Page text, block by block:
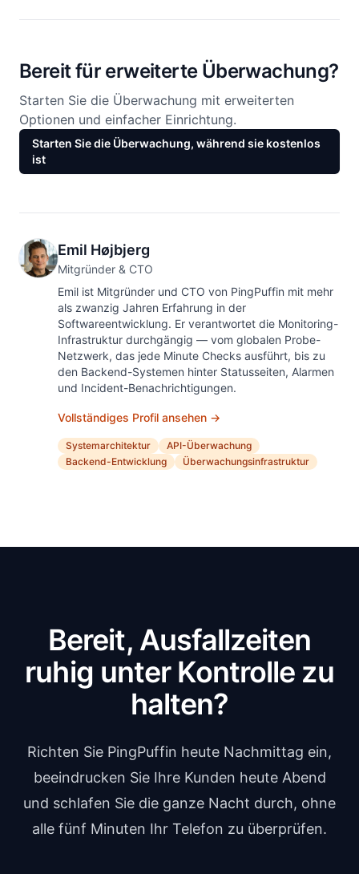
Bereit für erweiterte Überwachung?
Starten Sie die Überwachung mit erweiterten
Optionen und einfacher Einrichtung.
Starten Sie die Überwachung, während sie kostenlos
ist
Emil Højbjerg
Mitgründer & CTO
Emil ist Mitgründer und CTO von PingPuffin mit mehr
als zwanzig Jahren Erfahrung in der
Softwareentwicklung. Er verantwortet die Monitoring-
Infrastruktur durchgängig — vom globalen Probe-
Netzwerk, das jede Minute Checks ausführt, bis zu
den Backend-Systemen hinter Statusseiten, Alarmen
und Incident-Benachrichtigungen.
Vollständiges Profil ansehen →
Systemarchitektur
API-Überwachung
Backend-Entwicklung
Überwachungsinfrastruktur
Bereit, Ausfallzeiten
ruhig unter Kontrolle zu
halten?
Richten Sie PingPuffin heute Nachmittag ein,
beeindrucken Sie Ihre Kunden heute Abend
und schlafen Sie die ganze Nacht durch, ohne
alle fünf Minuten Ihr Telefon zu überprüfen.